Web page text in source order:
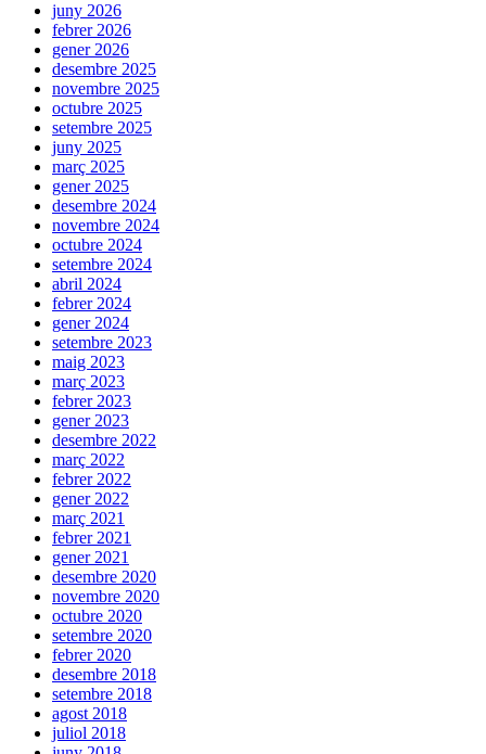
juny 2026
febrer 2026
gener 2026
desembre 2025
novembre 2025
octubre 2025
setembre 2025
juny 2025
març 2025
gener 2025
desembre 2024
novembre 2024
octubre 2024
setembre 2024
abril 2024
febrer 2024
gener 2024
setembre 2023
maig 2023
març 2023
febrer 2023
gener 2023
desembre 2022
març 2022
febrer 2022
gener 2022
març 2021
febrer 2021
gener 2021
desembre 2020
novembre 2020
octubre 2020
setembre 2020
febrer 2020
desembre 2018
setembre 2018
agost 2018
juliol 2018